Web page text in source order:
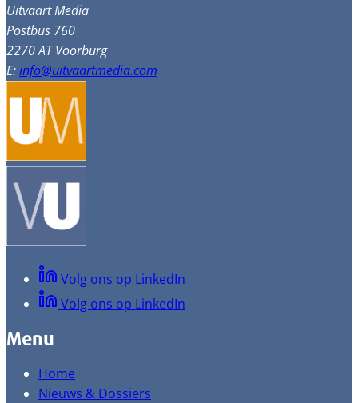
Uitvaart Media
Postbus 760
2270 AT Voorburg
E:info@uitvaartmedia.com
Volg ons op LinkedIn
Volg ons op LinkedIn
Menu
Home
Nieuws & Dossiers